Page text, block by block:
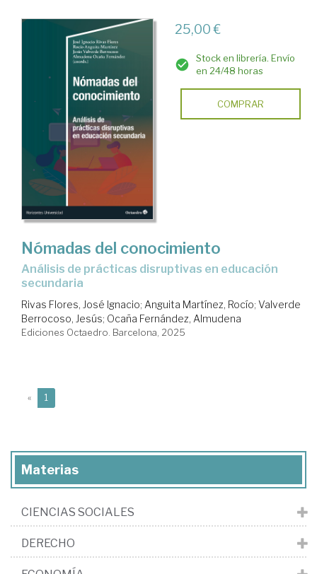
25,00 €
Stock en librería. Envío
en 24/48 horas
COMPRAR
Nómadas del conocimiento
Análisis de prácticas disruptivas en educación
secundaria
Rivas Flores, José Ignacio; Anguita Martínez, Rocío; Valverde
Berrocoso, Jesús; Ocaña Fernández, Almudena
Ediciones Octaedro. Barcelona, 2025
« 1
Materias
CIENCIAS SOCIALES
DERECHO